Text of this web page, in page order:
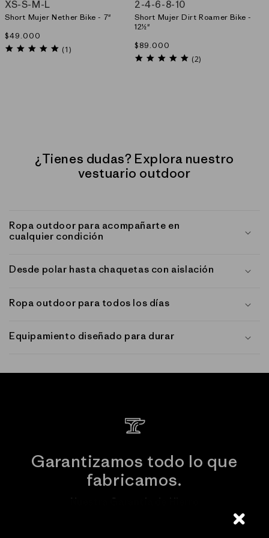
XS-S-M-L
Short Mujer Nether Bike - 7"
Precio
habitual
$49.000
5.0
(1)
2-4-6-8-10
Short Mujer Dirt Roamer Bike -
12½"
Precio
habitual
$89.000
5.0
(2)
¿Tienes dudas? Explora nuestro
vestuario outdoor
Ropa outdoor para acompañarte en
cualquier condición
Desde polar hasta chaquetas con aislación
Ropa outdoor para todos los días
Equipamiento diseñado para durar
Garantizamos todo lo que
fabricamos.
Nuestra Garantía de Hierro